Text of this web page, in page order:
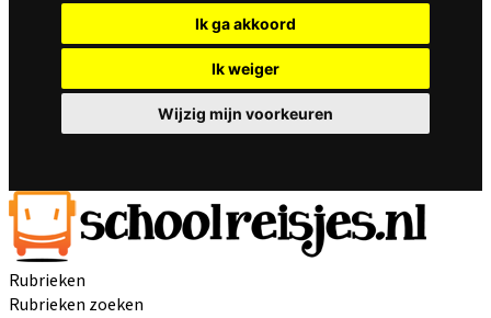
Ik ga akkoord
Ik weiger
Wijzig mijn voorkeuren
Rubrieken
Rubrieken zoeken